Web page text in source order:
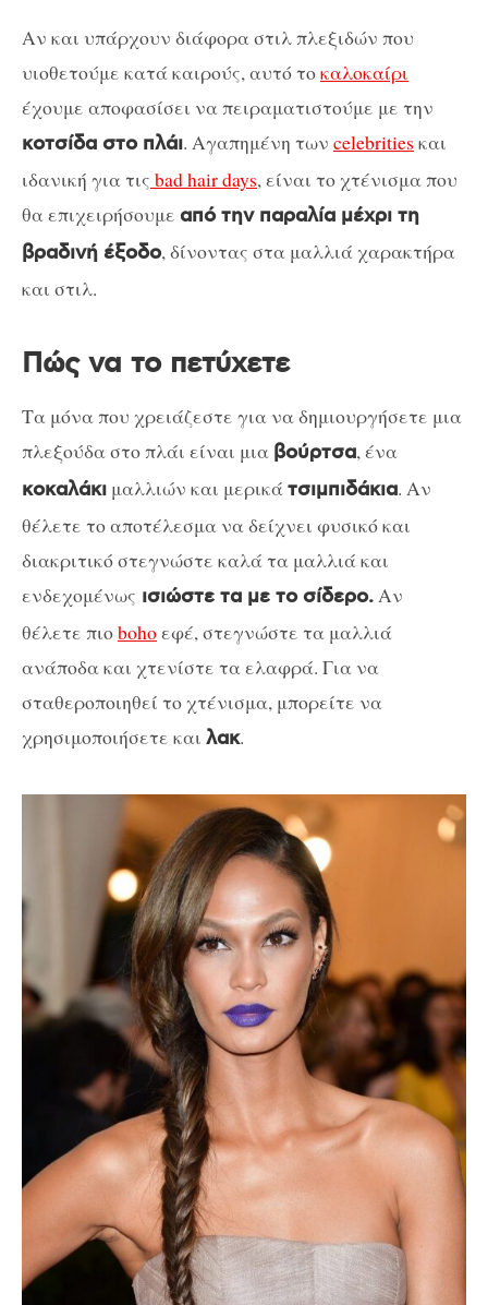
Αν και υπάρχουν διάφορα στιλ πλεξιδών που
υιοθετούμε κατά καιρούς, αυτό τοκαλοκαίρι
έχουμε αποφασίσει να πειραματιστούμε με την
κοτσίδα στο πλάι. Αγαπημένη των celebrities και
ιδανική για τις bad hair days, είναι το χτένισμα που
θα επιχειρήσουμε από την παραλία μέχρι τη
βραδινή έξοδο, δίνοντας στα μαλλιά χαρακτήρα
και στιλ.
Πώς να το πετύχετε
Τα μόνα που χρειάζεστε για να δημιουργήσετε μια
πλεξούδα στο πλάι είναι μια βούρτσα, ένα
κοκαλάκι μαλλιών και μερικάτσιμπιδάκια. Αν
θέλετε το αποτέλεσμα να δείχνει φυσικό και
διακριτικό στεγνώστε καλά τα μαλλιά και
ενδεχομένως ισιώστε τα με το σίδερο.Αν
θέλετε πιοbohoεφέ, στεγνώστε τα μαλλιά
ανάποδα και χτενίστε τα ελαφρά. Για να
σταθεροποιηθεί το χτένισμα, μπορείτε να
χρησιμοποιήσετε και λακ.